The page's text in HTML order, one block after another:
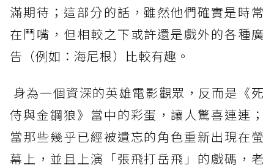
滿期待；這部分的話，雖然他們確實是時常
在鬥嘴，但相較之下或許還是戲外的各種廣
告（例如：海尼根）比較有趣。
身為一個資深的英雄電影觀眾，反而是《死
侍與金鋼狼》當中的彩蛋，讓人驚喜連連；
當那些幾乎已經被遺忘的角色重新出現在螢
幕上，並且上演「張飛打岳飛」的戲碼，老